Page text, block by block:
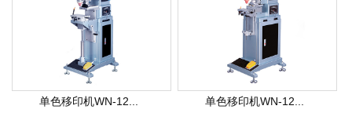
单色移印机WN-12... 单色移印机WN-12...